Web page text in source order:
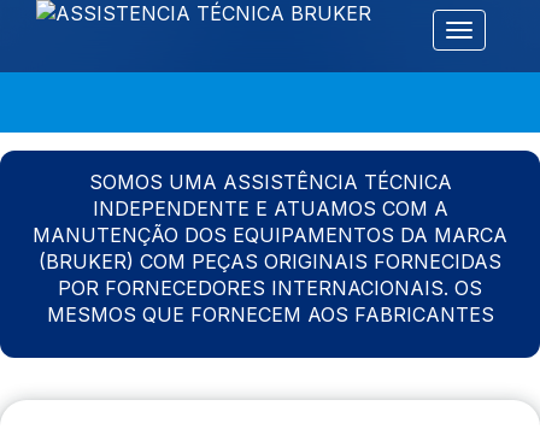
Alternar
SOMOS UMA ASSISTÊNCIA TÉCNICA
INDEPENDENTE E ATUAMOS COM A
MANUTENÇÃO DOS EQUIPAMENTOS DA MARCA
(BRUKER) COM PEÇAS ORIGINAIS FORNECIDAS
POR FORNECEDORES INTERNACIONAIS. OS
MESMOS QUE FORNECEM AOS FABRICANTES